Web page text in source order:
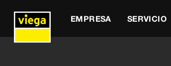
EMPRESA SERVICIO